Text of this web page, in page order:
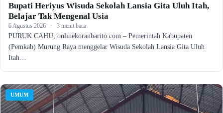
Bupati Heriyus Wisuda Sekolah Lansia Gita Uluh Itah,
Belajar Tak Mengenal Usia
6 Agustus 2026 · 3 menit baca
PURUK CAHU, onlinekoranbarito.com – Pemerintah Kabupaten
(Pemkab) Murung Raya menggelar Wisuda Sekolah Lansia Gita Uluh
Itah…
UMUM